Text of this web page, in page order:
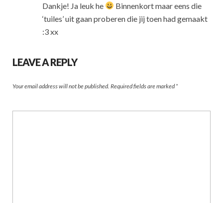
Dankje! Ja leuk he
Binnenkort maar eens die
‘tuiles’ uit gaan proberen die jij toen had gemaakt
:3 xx
LEAVE A REPLY
Your email address will not be published. Required fields are marked *